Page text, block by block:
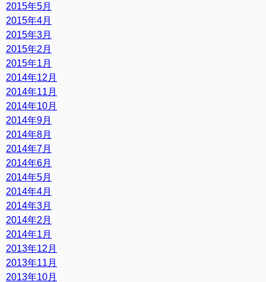
2015年5月
2015年4月
2015年3月
2015年2月
2015年1月
2014年12月
2014年11月
2014年10月
2014年9月
2014年8月
2014年7月
2014年6月
2014年5月
2014年4月
2014年3月
2014年2月
2014年1月
2013年12月
2013年11月
2013年10月